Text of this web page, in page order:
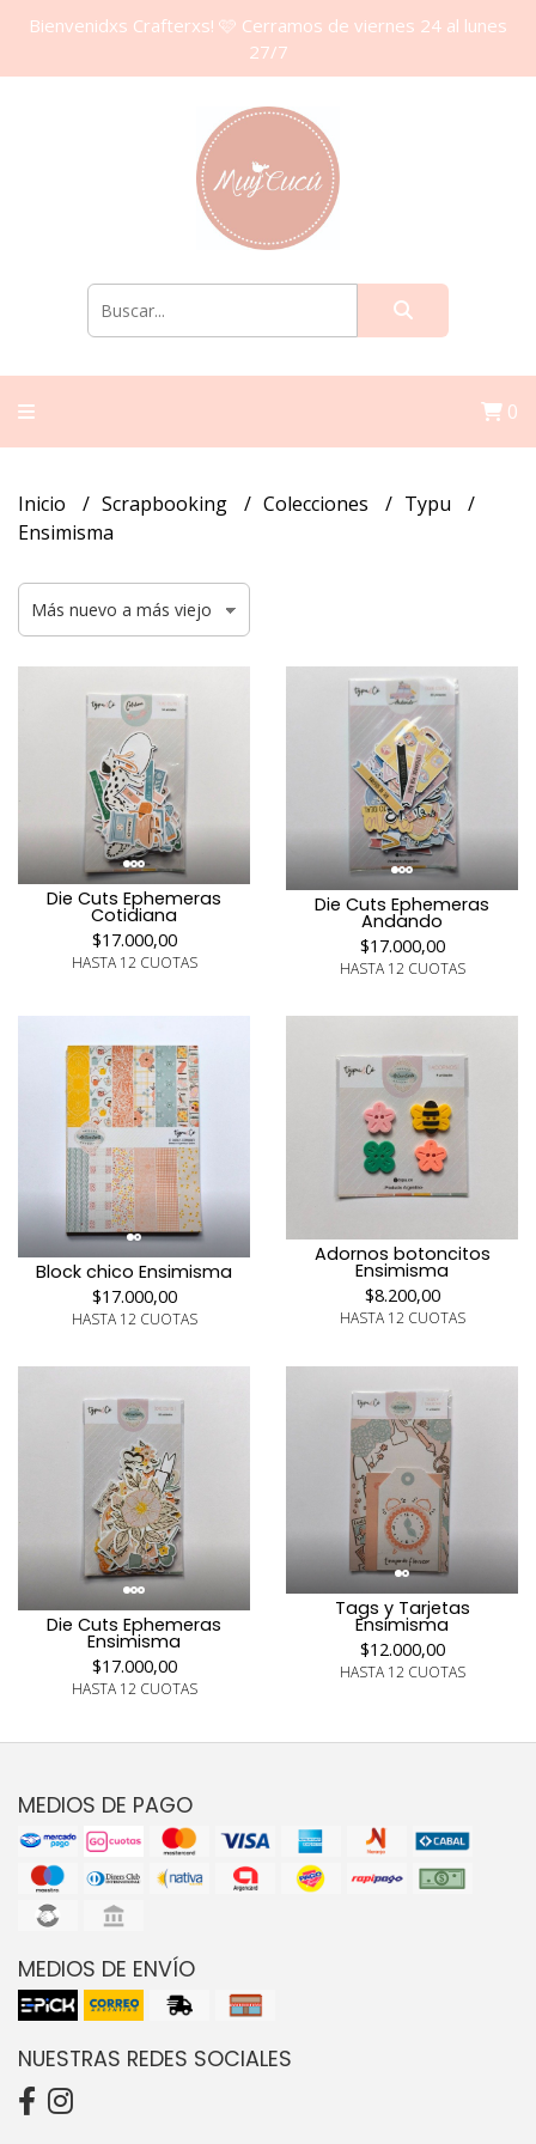
Bienvenidxs Crafterxs! 🩷 Cerramos de viernes 24 al lunes
27/7
0
Inicio Scrapbooking Colecciones
Typu
Ensimisma
Die Cuts Ephemeras
Cotidiana
$17.000,00
HASTA 12 CUOTAS
Die Cuts Ephemeras
Andando
$17.000,00
HASTA 12 CUOTAS
Block chico Ensimisma
$17.000,00
HASTA 12 CUOTAS
Adornos botoncitos
Ensimisma
$8.200,00
HASTA 12 CUOTAS
Die Cuts Ephemeras
Ensimisma
$17.000,00
HASTA 12 CUOTAS
Tags y Tarjetas
Ensimisma
$12.000,00
HASTA 12 CUOTAS
MEDIOS DE PAGO
MEDIOS DE ENVÍO
NUESTRAS REDES SOCIALES